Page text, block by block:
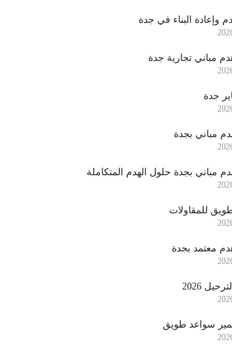
وإعادة البناء في جدة
مباني تجارية جدة
جدة
مباني بجدة
مباني بجدة حلول الهدم المتكاملة
للمقاولات
معتمد بجدة
2026
سواعد طويق